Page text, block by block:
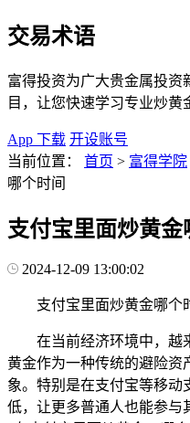
交易术语
富得投资为广大贵金属投资
目，让您快速学习专业炒黄
App 下载 开设账号
当前位置：
首页 > 富得学院
哪个时间
支付宝里面炒黄金
2024-12-09 13:00:02
支付宝里面炒黄金哪个
在当前经济环境中，越
黄金作为一种传统的避险资
象。特别是在支付宝等移动
低，让更多普通人也能参与